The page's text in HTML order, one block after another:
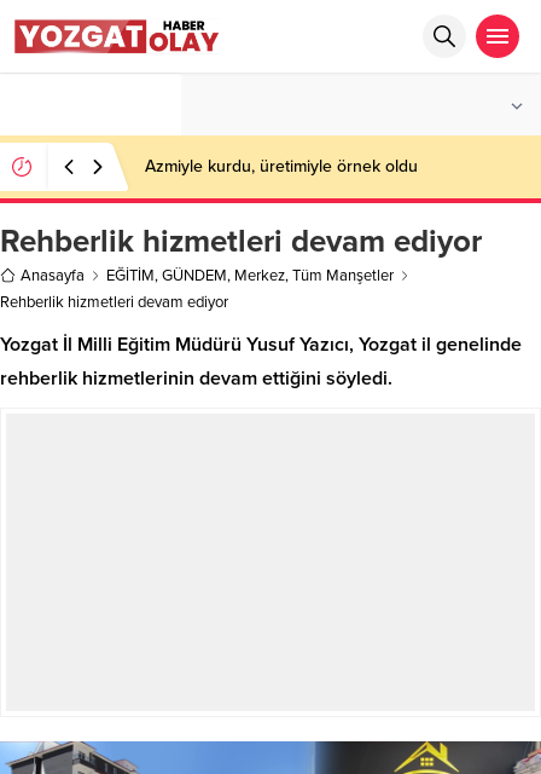
Azmiyle kurdu, üretimiyle örnek oldu
Rehberlik hizmetleri devam ediyor
Anasayfa EĞİTİM,GÜNDEM, Merkez,Tüm Manşetler
Rehberlik hizmetleri devam ediyor
Yozgat İl Milli Eğitim Müdürü Yusuf Yazıcı, Yozgat il genelinde
rehberlik hizmetlerinin devam ettiğini söyledi.